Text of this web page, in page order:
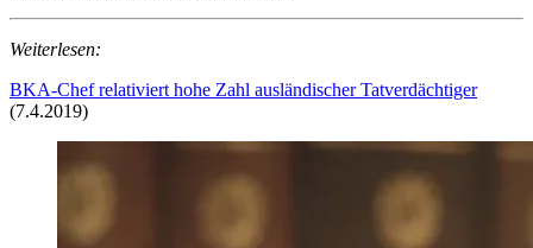
Weiterlesen:
BKA-Chef relativiert hohe Zahl ausländischer Tatverdächtiger
(7.4.2019)